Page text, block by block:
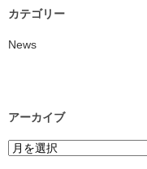
カテゴリー
News
アーカイブ